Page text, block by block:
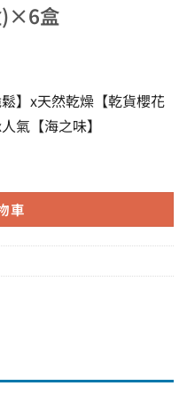
)×6盒
。
】x天然乾燥【乾貨櫻花
氣【海之味】
車